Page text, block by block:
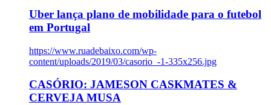
Uber lança plano de mobilidade para o futebol
em Portugal
https://www.ruadebaixo.com/wp-
content/uploads/2019/03/casorio_-1-335x256.jpg
CASÓRIO: JAMESON CASKMATES &
CERVEJA MUSA